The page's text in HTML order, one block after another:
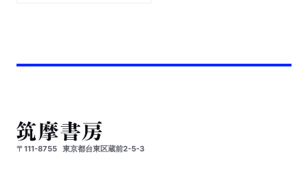
〒111-8755 東京都台東区蔵前2-5-3